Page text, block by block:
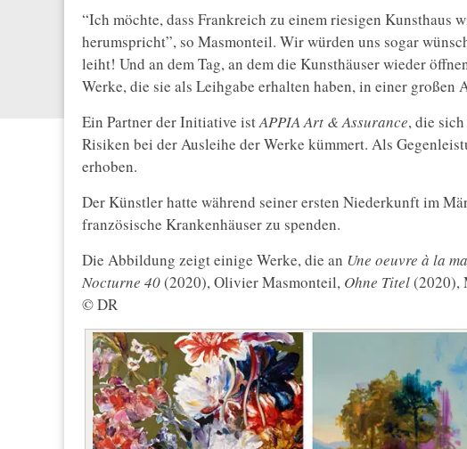
“Ich möchte, dass Frankreich zu einem riesigen Kunsthaus
herumspricht”, so Masmonteil. Wir würden uns sogar
leiht! Und an dem Tag, an dem die Kunsthäuser wieder
Werke, die sie als Leihgabe erhalten haben, in einer großen
Ein Partner der Initiative istAPPIA Art & Assurance, die
Risiken bei der Ausleihe der Werke kümmert. Als
erhoben.
Der Künstler hatte während seiner ersten Niederkunft im
französische Krankenhäuser zu spenden.
Die Abbildung zeigt einige Werke, die an Une oeuvre à la
Nocturne 40(2020), Olivier Masmonteil, Ohne Titel(2020),
© DR